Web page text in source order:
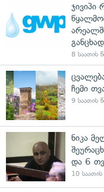
ჯივიპი
8 საათის
ჩემი
9 საათის
ნიკა
და 6
10 საათის